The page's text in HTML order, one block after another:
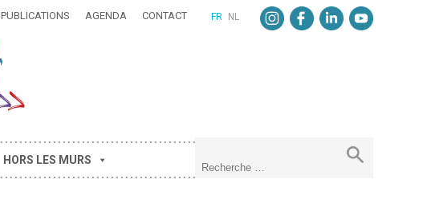
PUBLICATIONS AGENDA CONTACT FR NL
HORS LES MURS